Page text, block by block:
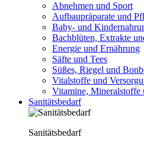
Abnehmen und Sport
Aufbaupräparate und
Baby- und
Bachblüten, Extrakte
Energie und Ernährung
Säfte und Tees
Süßes, Riegel und
Vitalstoffe und
Vitamine, Mineralstoffe
Sanitätsbedarf
Sanitätsbedarf